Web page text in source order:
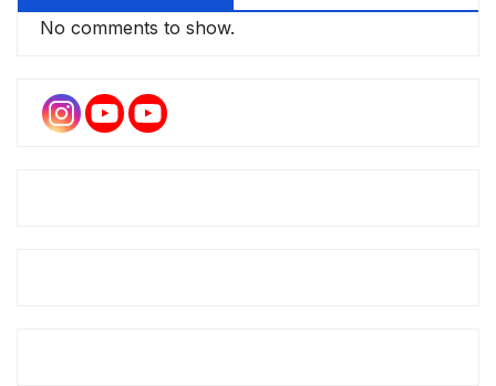
No comments to show.